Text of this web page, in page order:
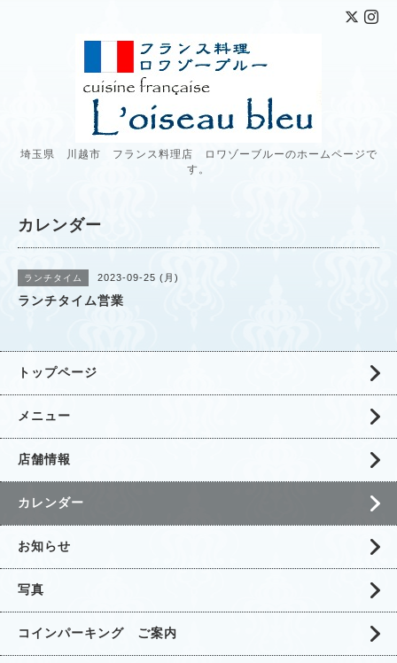
埼玉県 川越市 フランス料理店 ロワゾーブルーのホームページで
す。
カレンダー
ランチタイム 2023-09-25 (月)
ランチタイム営業
トップページ
メニュー
店舗情報
カレンダー
お知らせ
写真
コインパーキング ご案内